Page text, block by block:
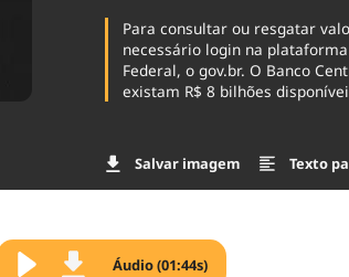
Para consultar ou resgatar
necessário login na
Federal, o gov.br. O Banco
existam R$ 8 bilhões
Salvar imagem Texto
Áudio (01:44s)